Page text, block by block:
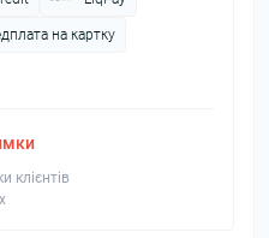
на картку
клієнтів